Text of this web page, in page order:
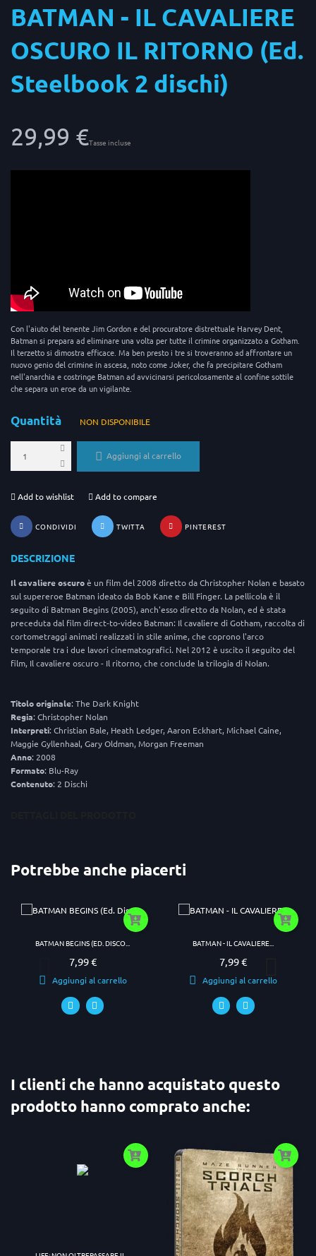
BATMAN - IL CAVALIERE
OSCURO IL RITORNO (Ed.
Steelbook 2 dischi)
29,99 €Tasse incluse
Con l'aiuto del tenente Jim Gordon e del procuratore distrettuale Harvey Dent,
Batman si prepara ad eliminare una volta per tutte il crimine organizzato a Gotham.
Il terzetto si dimostra efficace. Ma ben presto i tre si troveranno ad affrontare un
nuovo genio del crimine in ascesa, noto come Joker, che fa precipitare Gotham
nell'anarchia e costringe Batman ad avvicinarsi pericolosamente al confine sottile
che separa un eroe da un vigilante.
Quantità NON DISPONIBILE
Aggiungi al carrello
Add to wishlist Add to compare
CONDIVIDI TWITTA PINTEREST
DESCRIZIONE
Il cavaliere oscuroè un film del 2008 diretto da Christopher Nolan e basato
sul supereroe Batman ideato da Bob Kane e Bill Finger. La pellicola è il
seguito di Batman Begins (2005), anch'esso diretto da Nolan, ed è stata
preceduta dal film direct-to-video Batman: Il cavaliere di Gotham, raccolta di
cortometraggi animati realizzati in stile anime, che coprono l'arco
temporale tra i due lavori cinematografici. Nel 2012 è uscito il seguito del
film, Il cavaliere oscuro - Il ritorno, che conclude la trilogia di Nolan.
Titolooriginale: The Dark Knight
Regia: Christopher Nolan
Interpreti: Christian Bale, Heath Ledger, Aaron Eckhart, Michael Caine,
Maggie Gyllenhaal, Gary Oldman, Morgan Freeman
Anno: 2008
Formato: Blu-Ray
Contenuto: 2 Dischi
Potrebbe anche piacerti
BATMAN BEGINS (ED. DISCO...
Prezzo
7,99 €
Aggiungi al carrello
BATMAN - IL CAVALIERE...
Prezzo
7,99 €
Aggiungi al carrello
I clienti che hanno acquistato questo
prodotto hanno comprato anche: